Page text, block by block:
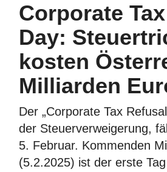
Corporate
Day:
kosten
Milliarden
Der „Corporate Tax
der Steuerverweigerung,
5. Februar. Kommenden
(5.2.2025) ist der erste